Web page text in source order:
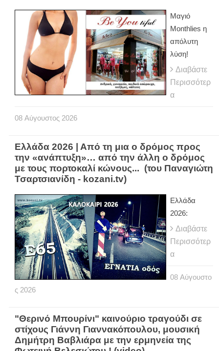
Μαγιό
Monthlies η
απόλυτη
λύση!
Διαβάστε
Περισσότερ
α
08 Αύγουστος 2026
Ελλάδα 2026 | Από τη μια ο δρόμος προς
την «ανάπτυξη»… από την άλλη ο δρόμος
με τους πορτοκαλί κώνους... (του Παναγιώτη
Τσαρτσιανίδη - kozani.tv)
Ελλάδα
2026:
Διαβάστε
Περισσότερ
α
08 Αύγουστο
ς 2026
"Θερινό Μπουρίνι" καινούριο τραγούδι σε
στίχους Γιάννη Γιαννακόπουλου, μουσική
Δημήτρη Βαβλιάρα με την ερμηνεία της